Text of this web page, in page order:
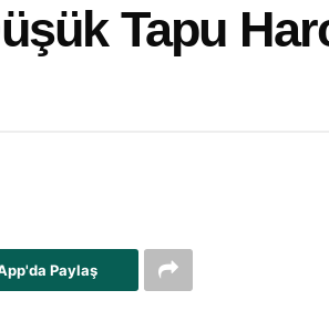
Tapu
Paylaş